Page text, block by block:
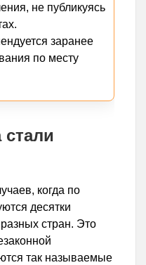
не публикуясь
заранее
по месту
когда по
десятки
стран. Это
так называемые